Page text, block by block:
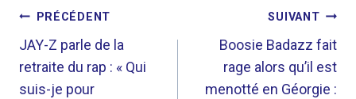
NAVIGATION
DE
L’ARTICLE
PRÉCÉDENT
JAY-Z parle de la
retraite du rap : « Qui
suis-je pour
SUIVANT
Boosie Badazz fait
rage alors qu’il est
menotté en Géorgie :